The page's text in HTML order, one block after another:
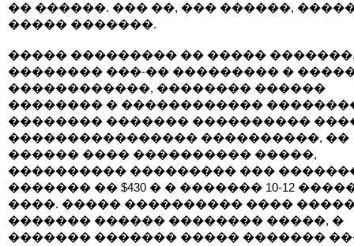
�� ������. ��� ��, ��� ������,
����� �������.
����� ��������� �� �����
�������� ���-�� ��������� �
������������, �������� ������
�������� � ������������
�������� ������� ����������
���������������� ����������, ��
������ ���� ���������� �����,
���������� ��������� ���
������� �� $430 � � ������� 10-12
����. ����� ���������� ����
������� ������ �������� �����, �
������� ������� ����� �������